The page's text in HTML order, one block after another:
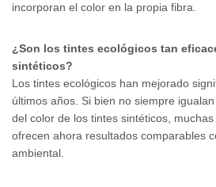
incorporan el color en la propia fibra.
¿Son los tintes ecológicos tan
sintéticos?
Los tintes ecológicos han mejorado
últimos años. Si bien no siempre
del color de los tintes sintéticos,
ofrecen ahora resultados comparables
ambiental.